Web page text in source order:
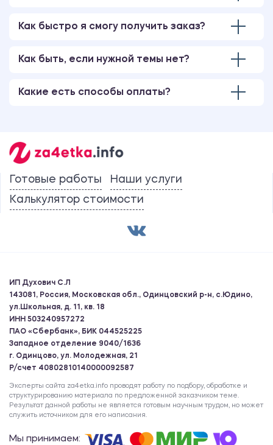
Как быстро я смогу получить заказ?
Как быть, если нужной темы нет?
Какие есть способы оплаты?
Готовые работы
Наши услуги
Калькулятор стоимости
ИП Духович С.Л
143081, Россия, Московская обл., Одинцовский р-н, с.Юдино,
ул.Школьная, д. 11, кв. 18
ИНН 503240957272
ПАО «Сбербанк», БИК 044525225
Западное отделение 9040/1636
г. Одинцово, ул. Молодежная, 21
Р/счет 40802810140000092587
Эксперты сайта za4etka.info проводят работу по подбору, обработке и
структурированию материала по предложенной заказчиком теме.
Результат данной работы не является готовым научным трудом, но может
служить источником для его написания.
Мы принимаем: